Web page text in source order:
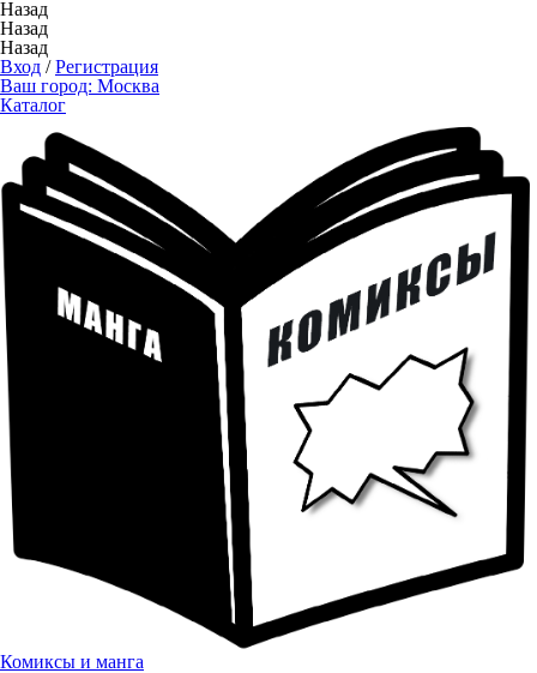
Назад
Назад
Назад
Вход /Регистрация
Ваш город: Москва
Каталог
Комиксы и манга